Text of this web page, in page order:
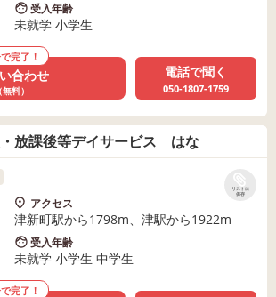
受入年齢
未就学 小学生
完了！
合わせ
（無料）
電話で聞く
050-1807-1759
放課後等デイサービス はな
リストに
保存
アクセス
津新町駅から1798m、津駅から1922m
受入年齢
未就学 小学生 中学生
完了！